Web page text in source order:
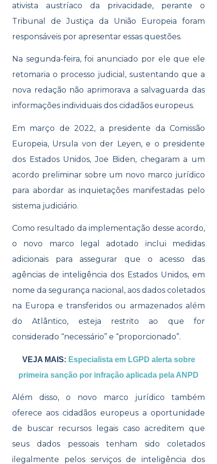
ativista austríaco da privacidade, perante o
Tribunal de Justiça da União Europeia foram
responsáveis por apresentar essas questões.
Na segunda-feira, foi anunciado por ele que ele
retomaria o processo judicial, sustentando que a
nova redação não aprimorava a salvaguarda das
informações individuais dos cidadãos europeus.
Em março de 2022, a presidente da Comissão
Europeia, Ursula von der Leyen, e o presidente
dos Estados Unidos, Joe Biden, chegaram a um
acordo preliminar sobre um novo marco jurídico
para abordar as inquietações manifestadas pelo
sistema judiciário.
Como resultado da implementação desse acordo,
o novo marco legal adotado inclui medidas
adicionais para assegurar que o acesso das
agências de inteligência dos Estados Unidos, em
nome da segurança nacional, aos dados coletados
na Europa e transferidos ou armazenados além
do Atlântico, esteja restrito ao que for
considerado “necessário” e “proporcionado”.
VEJA MAIS: Especialista em LGPD alerta sobre
primeira sanção por infração aplicada pela ANPD
Além disso, o novo marco jurídico também
oferece aos cidadãos europeus a oportunidade
de buscar recursos legais caso acreditem que
seus dados pessoais tenham sido coletados
ilegalmente pelos serviços de inteligência dos